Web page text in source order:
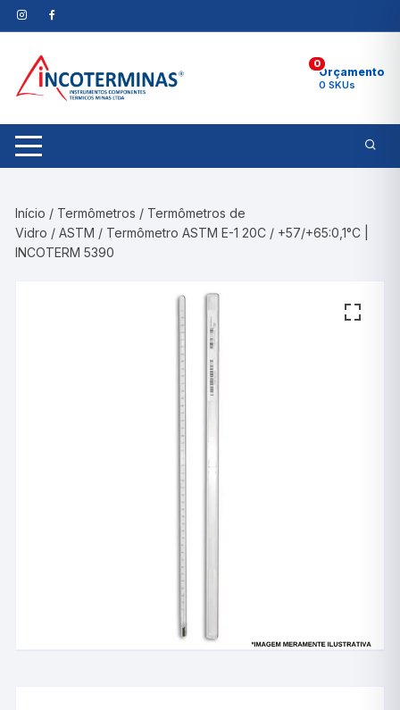
Pular
para
conteúdo
0
Orçamento
0 SKUs
Início / Termômetros / Termômetros de
Vidro /ASTM / Termômetro ASTM E-1 20C / +57/+65:0,1°C |
INCOTERM 5390